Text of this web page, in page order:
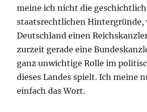
meine ich nicht die
staatsrechtlichen Hintergründe,
Deutschland einen
zurzeit gerade eine
ganz unwichtige Rolle im
dieses Landes spielt. Ich meine
einfach das Wort.